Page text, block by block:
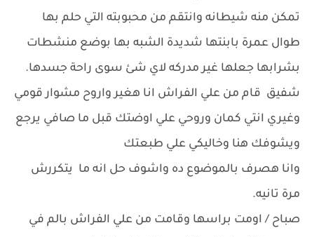
تمكن منه شيطانه وانتقم من محبوبته التي حلم بها
طوال عمرة بابنتها شديدة الشبه بها بوضع منشطات
بشرابها جعلها غير مدركه لاي شئ سوى راحة جسدها.
شفيق قام من علي الفراش انا هغير واروح مشوار قومي
وغيري انتي كمان وروحي علي اوضتك قبل ما صافي يرجع
ويشوفك هنا وخاليكي علي طبعتك
وانا هصرف بالموضوع ده واشوف حل انه ما يتكررش
مرة تانيه.
صباح / اومت براسها وقامت من علي الفراش بالم في